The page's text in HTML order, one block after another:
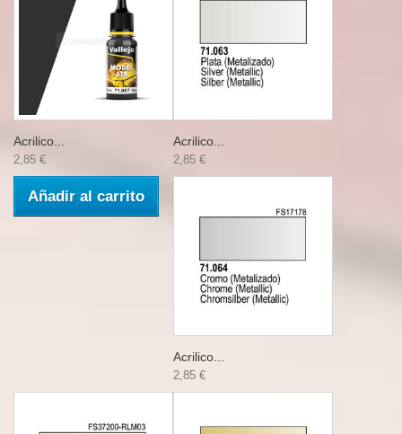
Acrilico...
2,85 €
Añadir al carrito
Acrilico...
2,85 €
Acrilico...
2,85 €